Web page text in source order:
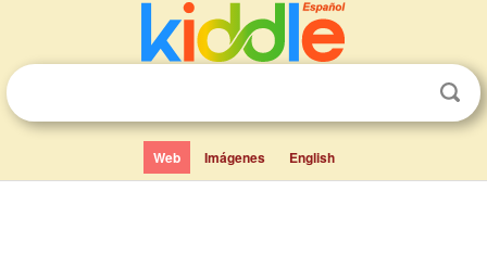
Web Imágenes English